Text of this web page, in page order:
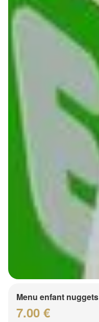
Menu enfant nuggets
7.00 €